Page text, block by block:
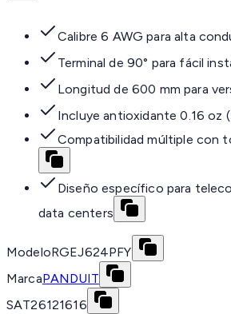
Calibre 6 AWG para alta
Terminal de 90° para fácil
Longitud de 600 mm para
Incluye antioxidante 0.16 oz
Compatibilidad múltiple con
Diseño específico para
data centers
ModeloRGEJ624PFY
MarcaPANDUIT
SAT26121616